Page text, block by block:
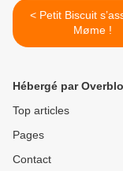
< Petit Biscuit s’associe à
Møme !
Hébergé par
Top articles
Pages
Contact